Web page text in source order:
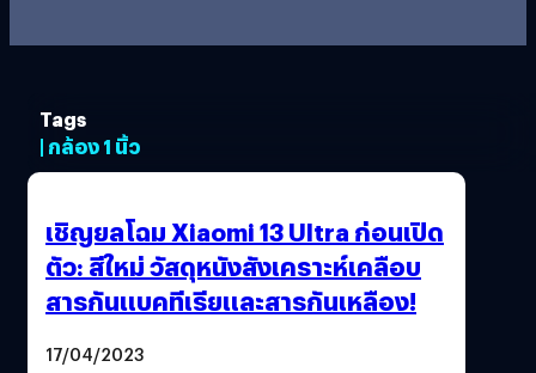
Tags
| กล้อง 1 นิ้ว
เชิญยลโฉม Xiaomi 13 Ultra ก่อนเปิด
ตัว: สีใหม่ วัสดุหนังสังเคราะห์เคลือบ
สารกันแบคทีเรียและสารกันเหลือง!
17/04/2023